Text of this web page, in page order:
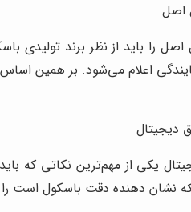
اصل
را باید از نظر برند تولیدی
اعلام می‌شود. بر همین
دیجیتال
یکی از مهم‌ترین نکاتی که
نشان دهنده دقت باسکول است